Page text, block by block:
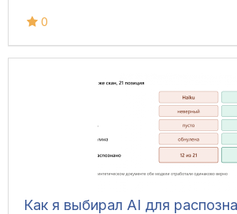
0
Как я выбирал AI для